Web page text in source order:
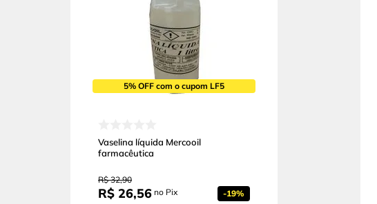
5% OFF com o cupom LF5
Vaselina líquida Mercooil
farmacêutica
R$ 32,90
R$ 26,56 no Pix -19%